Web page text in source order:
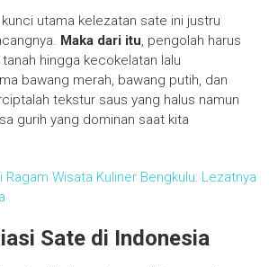
kunci utama kelezatan sate ini justru
Maka dari itu, pengolah harus
hingga kecokelatan lalu
bawang merah, bawang putih, dan
tekstur saus yang halus namun
gurih yang dominan saat kita
Ragam Wisata Kuliner Bengkulu: Lezatnya
Sate di Indonesia